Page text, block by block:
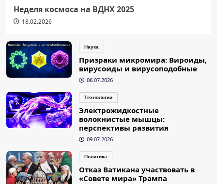
Неделя космоса на ВДНХ 2025
18.02.2026
Наука
Призраки микромира: Вироиды,
вирусоиды и вирусоподобные
06.07.2026
Технологии
Электрожидкостные
волокнистые мышцы:
перспективы развития
09.07.2026
Политика
Отказ Ватикана участвовать в
«Совете мира» Трампа